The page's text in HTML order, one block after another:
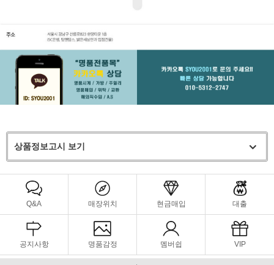
상품정보고시 보기
Q&A 매장위치 현금매입 대출
공지사항 명품감정 멤버쉽 VIP